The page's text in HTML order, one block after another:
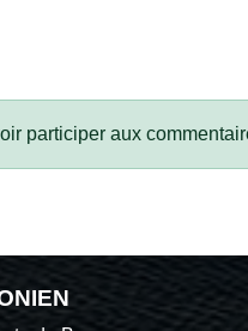
participer aux